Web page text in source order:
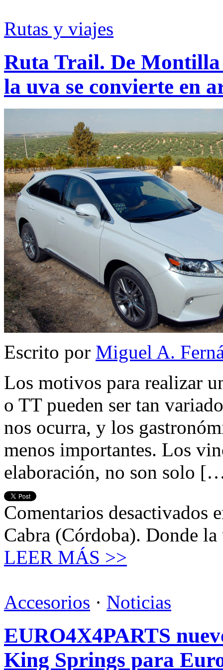
Rutas y viajes
Ruta Trail. De
la uva se convierte en
Escrito por Miguel A.
Los motivos para realizar
o TT pueden ser tan
nos ocurra, y los
menos importantes. Los
elaboración, no son solo
Comentarios desactivados
Cabra (Córdoba). Donde
LEER MÁS >>
Accesorios · Noticias
EURO4X4PARTS
King Springs para